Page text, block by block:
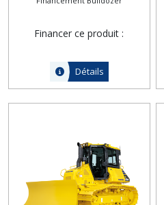
Financer ce produit :
Détails